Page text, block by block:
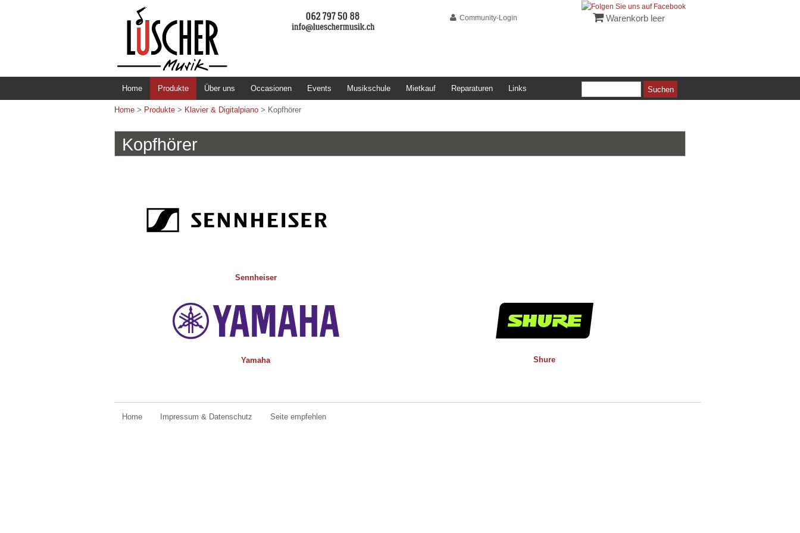
Community-Login Warenkorb leer
Home Produkte Über uns Occasionen Events Musikschule Mietkauf Reparaturen Links Suchen
Home > Produkte > Klavier & Digitalpiano > Kopfhörer
Kopfhörer
Sennheiser
Yamaha Shure
Home Impressum & Datenschutz Seite empfehlen